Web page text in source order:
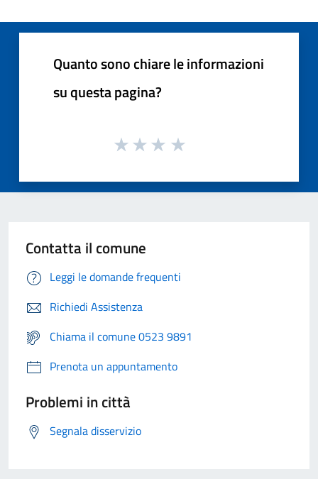
Quanto sono chiare le informazioni
su questa pagina?
Contatta il comune
Leggi le domande frequenti
Richiedi Assistenza
Chiama il comune 0523 9891
Prenota un appuntamento
Problemi in città
Segnala disservizio